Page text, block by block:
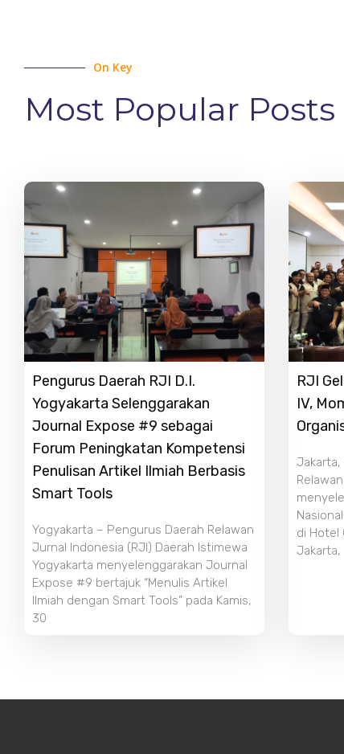
On Key
Most Popular Posts
Pengurus Daerah RJI D.I.
Yogyakarta Selenggarakan
Journal Expose #9 sebagai
Forum Peningkatan Kompetensi
Penulisan Artikel Ilmiah Berbasis
Smart Tools
Yogyakarta – Pengurus Daerah Relawan
Jurnal Indonesia (RJI) Daerah Istimewa
Yogyakarta menyelenggarakan Journal
Expose #9 bertajuk “Menulis Artikel
Ilmiah dengan Smart Tools” pada Kamis,
30
RJI
IV,
Jakarta,
di Hotel
Jakarta,